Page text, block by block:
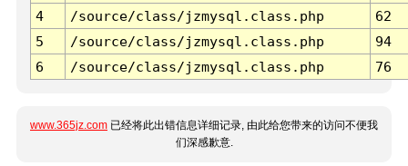
4
/source/class/jzmysql.class.php
62
5
/source/class/jzmysql.class.php
94
6
/source/class/jzmysql.class.php 76
www.365jz.com 已经将此出错信息详细记录, 由此给您带来的访问不便我
们深感歉意.